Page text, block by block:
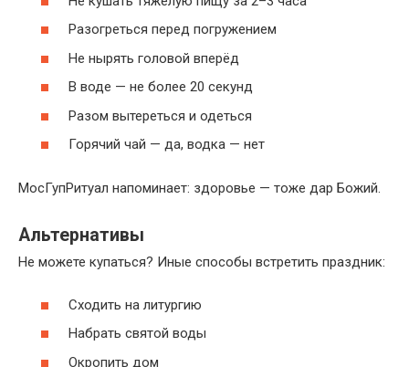
Разогреться перед погружением
Не нырять головой вперёд
В воде — не более 20 секунд
Разом вытереться и одеться
Горячий чай — да, водка — нет
МосГупРитуал напоминает: здоровье — тоже дар Божий.
Альтернативы
Не можете купаться? Иные способы встретить праздник:
Сходить на литургию
Набрать святой воды
Окропить дом